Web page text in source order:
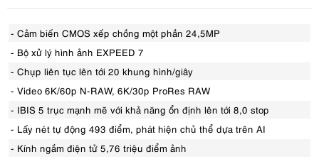
- Cảm biến CMOS xếp chồng một phần 24,5MP
- Bộ xử lý hình ảnh EXPEED 7
- Chụp liên tục lên tới 20 khung hình/giây
- Video 6K/60p N-RAW, 6K/30p ProRes RAW
- IBIS 5 trục mạnh mẽ với khả năng ổn định lên tới 8,0 stop
- Lấy nét tự động 493 điểm, phát hiện chủ thể dựa trên AI
- Kính ngắm điện tử 5,76 triệu điểm ảnh